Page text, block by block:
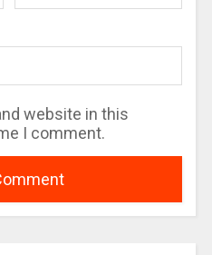
website in this
I comment.